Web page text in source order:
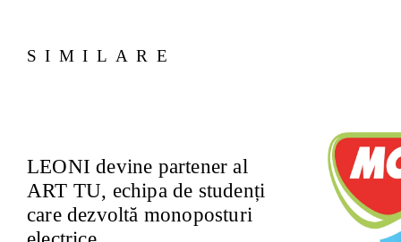
SIMILARE
LEONI devine partener al
ART TU, echipa de studenți
care dezvoltă monoposturi